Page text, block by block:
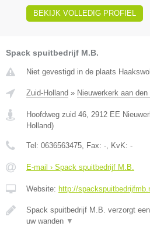
BEKIJK VOLLEDIG PROFIEL
Spack spuitbedrijf M.B.
Niet gevestigd in de plaats
Zuid-Holland » Nieuwerkerk aan den
Hoofdweg zuid 46 2912 EE
Holland)
Tel: 0636563475 , Fax: - , KvK: -
E-mail › Spack spuitbedrijf M.B.
Website: http://
Spack spuitbedrijf M.B. verzorgt
uw wanden ▼